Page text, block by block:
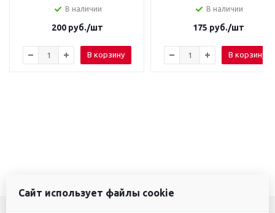
В наличии
200руб./шт
В корзину
В наличии
175 руб./шт
В корзину
Сайт использует файлы cookie